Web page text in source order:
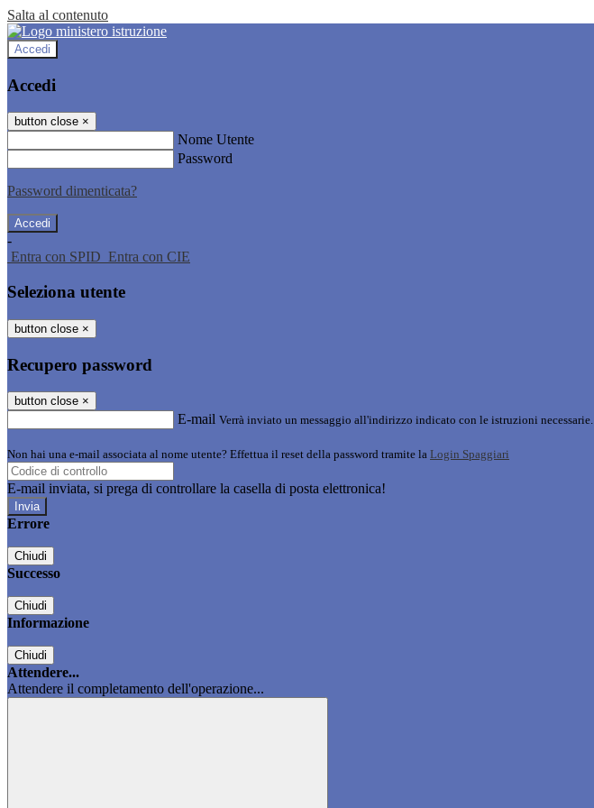
Salta al contenuto
Accedi
Accedi
button close ×
Nome Utente
Password
Password dimenticata?
-
Entra con SPID Entra con CIE
Seleziona utente
button close ×
Recupero password
button close ×
E-mail Verrà inviato un messaggio all'indirizzo indicato con le istruzioni necessarie.
Non hai una e-mail associata al nome utente? Effettua il reset della password tramite la Login Spaggiari
E-mail inviata, si prega di controllare la casella di posta elettronica!
Errore
Chiudi
Successo
Chiudi
Informazione
Chiudi
Attendere...
Attendere il completamento dell'operazione...